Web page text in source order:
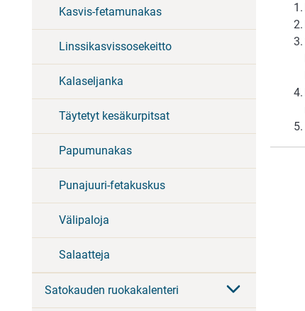
Kasvis-fetamunakas
Linssikasvissosekeitto
Kalaseljanka
Täytetyt kesäkurpitsat
Papumunakas
Punajuuri-fetakuskus
Välipaloja
Salaatteja
Satokauden ruokakalenteri